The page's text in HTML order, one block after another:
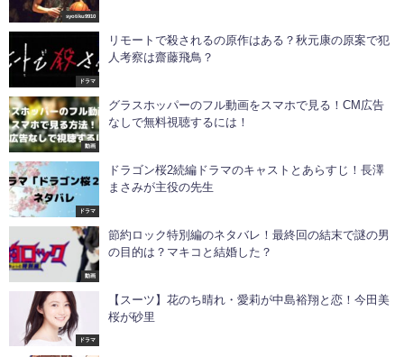
syotiku9910
ドラマ
リモートで殺されるの原作はある？秋元康の原案で犯
人考察は齋藤飛鳥？
動画
グラスホッパーのフル動画をスマホで見る！CM広告
なしで無料視聴するには！
ドラマ
ドラゴン桜2続編ドラマのキャストとあらすじ！長澤
まさみが主役の先生
動画
節約ロック特別編のネタバレ！最終回の結末で謎の男
の目的は？マキコと結婚した？
ドラマ
【スーツ】花のち晴れ・愛莉が中島裕翔と恋！今田美
桜が砂里